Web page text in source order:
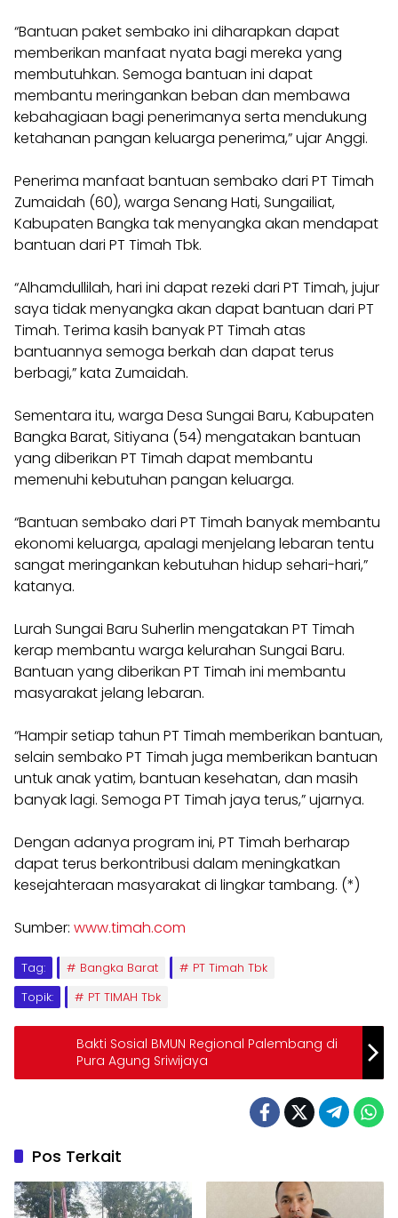
“Bantuan paket sembako ini diharapkan dapat
memberikan manfaat nyata bagi mereka yang
membutuhkan. Semoga bantuan ini dapat
membantu meringankan beban dan membawa
kebahagiaan bagi penerimanya serta mendukung
ketahanan pangan keluarga penerima,” ujar Anggi.
Penerima manfaat bantuan sembako dari PT Timah
Zumaidah (60), warga Senang Hati, Sungailiat,
Kabupaten Bangka tak menyangka akan mendapat
bantuan dari PT Timah Tbk.
“Alhamdullilah, hari ini dapat rezeki dari PT Timah, jujur
saya tidak menyangka akan dapat bantuan dari PT
Timah. Terima kasih banyak PT Timah atas
bantuannya semoga berkah dan dapat terus
berbagi,” kata Zumaidah.
Sementara itu, warga Desa Sungai Baru, Kabupaten
Bangka Barat, Sitiyana (54) mengatakan bantuan
yang diberikan PT Timah dapat membantu
memenuhi kebutuhan pangan keluarga.
“Bantuan sembako dari PT Timah banyak membantu
ekonomi keluarga, apalagi menjelang lebaran tentu
sangat meringankan kebutuhan hidup sehari-hari,”
katanya.
Lurah Sungai Baru Suherlin mengatakan PT Timah
kerap membantu warga kelurahan Sungai Baru.
Bantuan yang diberikan PT Timah ini membantu
masyarakat jelang lebaran.
“Hampir setiap tahun PT Timah memberikan bantuan,
selain sembako PT Timah juga memberikan bantuan
untuk anak yatim, bantuan kesehatan, dan masih
banyak lagi. Semoga PT Timah jaya terus,” ujarnya.
Dengan adanya program ini, PT Timah berharap
dapat terus berkontribusi dalam meningkatkan
kesejahteraan masyarakat di lingkar tambang. (*)
Sumber: www.timah.com
Tag: Bangka Barat
PT Timah Tbk
Topik:
PT TIMAH Tbk
Bakti Sosial BMUN Regional Palembang di
Pura Agung Sriwijaya
Pos Terkait